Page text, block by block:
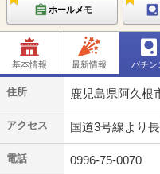
ホールメモ
基本情報 最新情報 パチン
住所 鹿児島県阿久根
アクセス 国道3号線より
電話 0996-75-0070